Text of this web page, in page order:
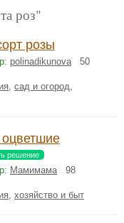
роз"
розы
polinadikunova 50
сад и огород
оцветшие
решение
Мамимама 98
хозяйство и быт